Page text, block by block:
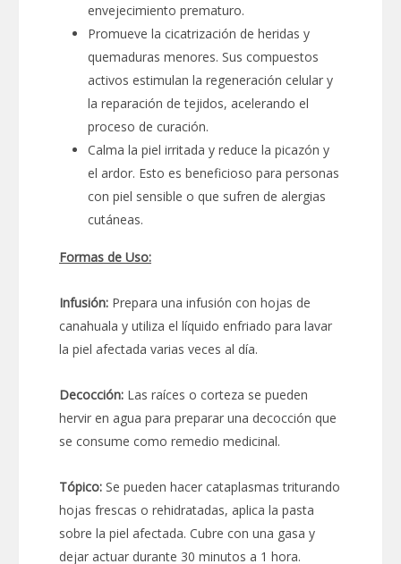
envejecimiento prematuro.
Promueve la cicatrización de heridas y
quemaduras menores. Sus compuestos
activos estimulan la regeneración celular y
la reparación de tejidos, acelerando el
proceso de curación.
Calma la piel irritada y reduce la picazón y
el ardor. Esto es beneficioso para personas
con piel sensible o que sufren de alergias
cutáneas.
Formas de Uso:
Infusión: Prepara una infusión con hojas de
canahuala y utiliza el líquido enfriado para lavar
la piel afectada varias veces al día.
Decocción: Las raíces o corteza se pueden
hervir en agua para preparar una decocción que
se consume como remedio medicinal.
Tópico: Se pueden hacer cataplasmas triturando
hojas frescas o rehidratadas, aplica la pasta
sobre la piel afectada. Cubre con una gasa y
dejar actuar durante 30 minutos a 1 hora.